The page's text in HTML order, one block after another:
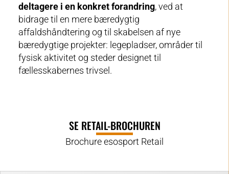
deltagere i en konkret forandring, ved at
bidrage til en mere bæredygtig
affaldshåndtering og til skabelsen af nye
bæredygtige projekter: legepladser, områder til
fysisk aktivitet og steder designet til
fællesskabernes trivsel.
SE RETAIL-BROCHUREN
Brochure esosport Retail